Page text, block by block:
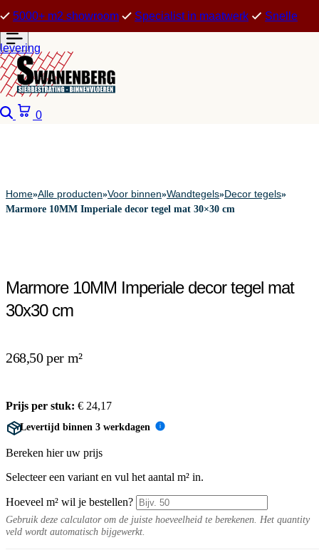
5000+ m2 showroom Specialist in maatwerk Snelle
levering
Zoeken
0
Home»Alle producten»Voor binnen»Wandtegels»Decor tegels»
Marmore 10MM Imperiale decor tegel mat 30×30 cm
Marmore 10MM Imperiale decor tegel mat
30x30 cm
268,50 per m²
Prijs per stuk: € 24,17
Levertijd binnen 3 werkdagen i
Bereken hier uw prijs
Selecteer een variant en vul het aantal m² in.
Hoeveel m² wil je bestellen?
Gebruik deze calculator om de juiste hoeveelheid te berekenen. Het quantity
veld wordt automatisch bijgewerkt.